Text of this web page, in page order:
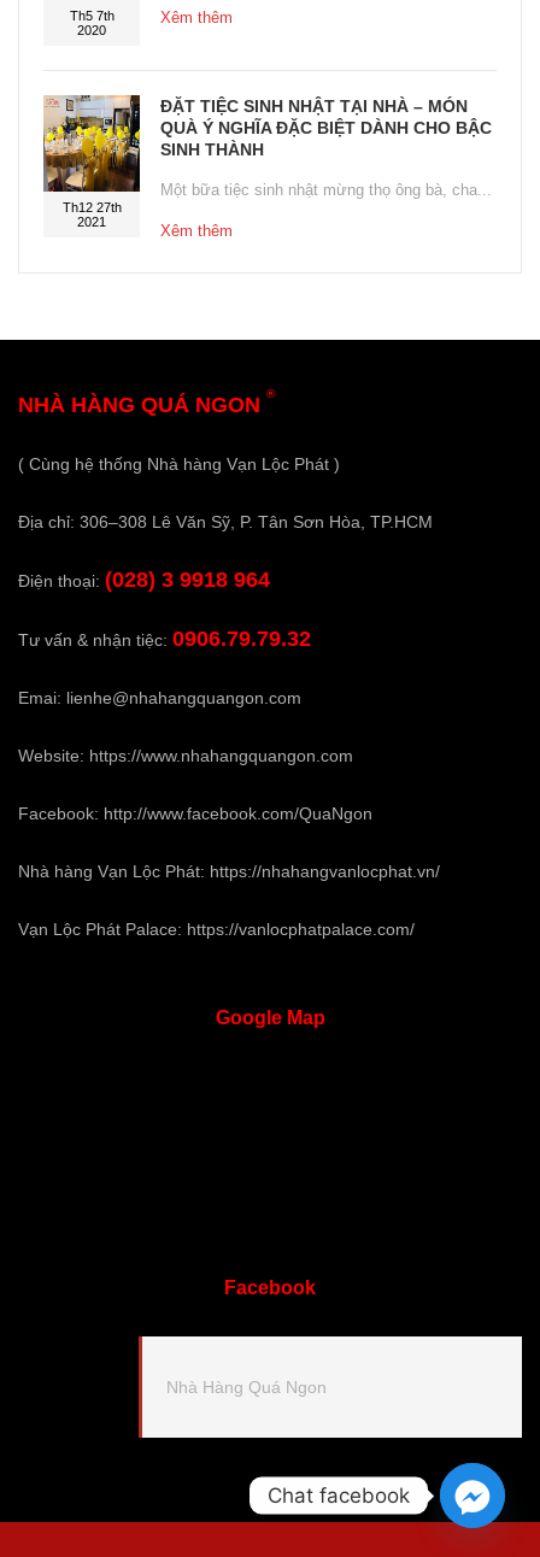
Th5 7th
2020
Xêm thêm
Th12 27th
2021
ĐẶT TIỆC SINH NHẬT TẠI NHÀ – MÓN
QUÀ Ý NGHĨA ĐẶC BIỆT DÀNH CHO BẬC
SINH THÀNH
Một bữa tiệc sinh nhật mừng thọ ông bà, cha...
Xêm thêm
NHÀ HÀNG QUÁ NGON ®
( Cùng hệ thống Nhà hàng Vạn Lộc Phát )
Địa chỉ: 306–308 Lê Văn Sỹ, P. Tân Sơn Hòa, TP.HCM
Điện thoại: (028) 3 9918 964
Tư vấn & nhận tiệc: 0906.79.79.32
Emai: lienhe@nhahangquangon.com
Website: https://www.nhahangquangon.com
Facebook: http://www.facebook.com/QuaNgon
Nhà hàng Vạn Lộc Phát: https://nhahangvanlocphat.vn/
Vạn Lộc Phát Palace: https://vanlocphatpalace.com/
GoogleMap
Facebook
Nhà Hàng Quá Ngon
Chat facebook